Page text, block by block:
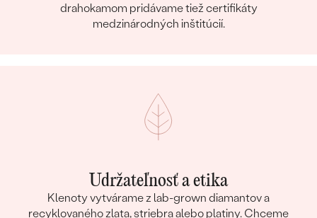
drahokamom pridávame tiež certifikáty
medzinárodných inštitúcií.
Udržateľnosť a etika
Klenoty vytvárame z lab-grown diamantov a
recyklovaného zlata, striebra alebo platiny. Chceme